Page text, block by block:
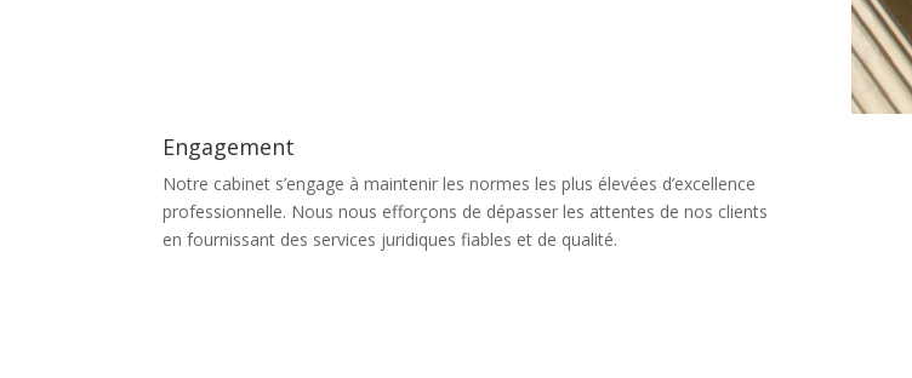
Engagement
Notre cabinet s’engage à maintenir les normes les plus élevées d’excellence
professionnelle. Nous nous efforçons de dépasser les attentes de nos clients
en fournissant des services juridiques fiables et de qualité.